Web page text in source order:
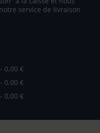
service de livraison
0,00 €
0,00 €
0,00 €